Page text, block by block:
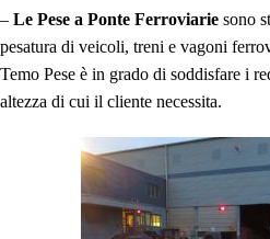
– Le Pese a Ponte Ferroviarie sono
pesatura di veicoli, treni e vagoni
Temo Pese è in grado di soddisfare i
altezza di cui il cliente necessita.